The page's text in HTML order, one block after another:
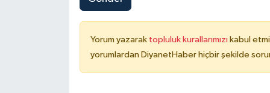
Yorum yazarak topluluk kurallarımızı kabul
yorumlardan DiyanetHaber hiçbir şekilde
Kırklareli Müftülüğü
Kırşehir Müftülüğü